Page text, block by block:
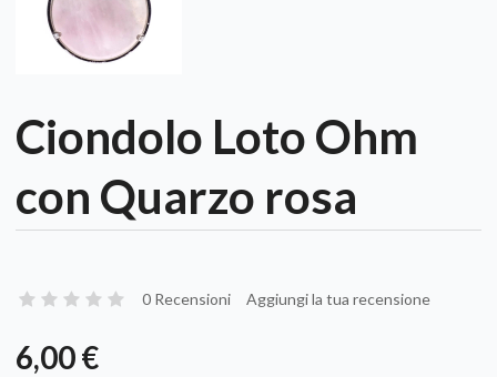
Ciondolo Loto Ohm
con Quarzo rosa
0 Recensioni Aggiungi la tua recensione
6,00 €